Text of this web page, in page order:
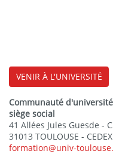
VENIR À L'UNIVERSITÉ
Communauté
siège social
41 Allées Jules Guesde -
31013 TOULOUSE -
formation@univ-